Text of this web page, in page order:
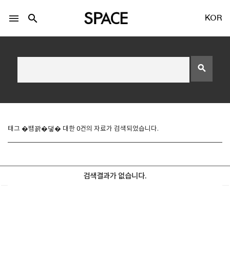
Twitter 로그인
menu search KOR
search
태그 �뱀꽑�댛� 대한 0건의 자료가 검색되었습니다.
검색결과가 없습니다.